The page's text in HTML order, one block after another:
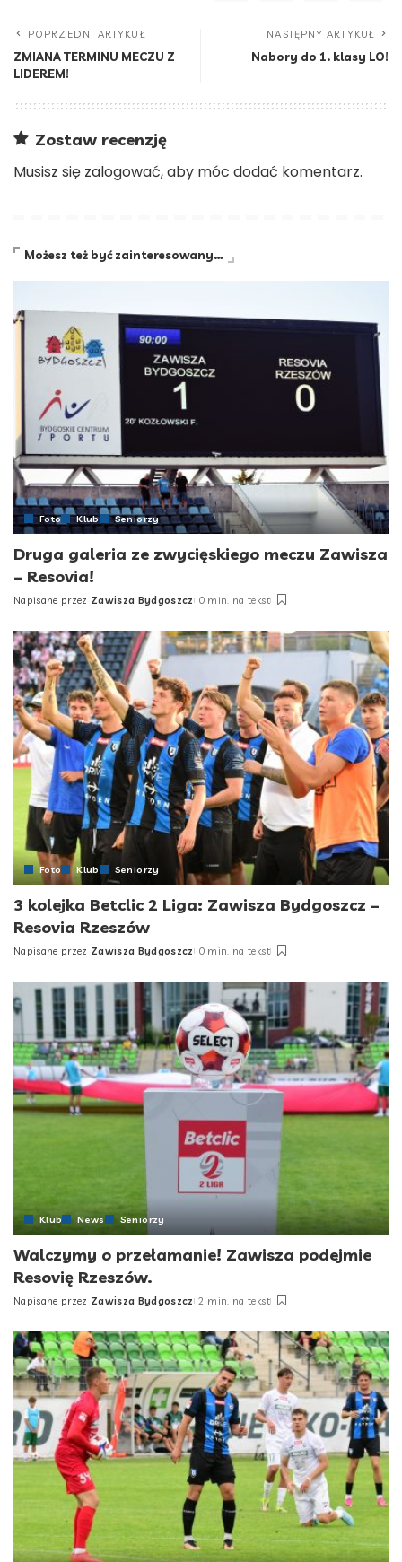
POPRZEDNI ARTYKUŁ
ZMIANA TERMINU MECZU Z
LIDEREM!
NASTĘPNY ARTYKUŁ
Nabory do 1. klasy LO!
Zostaw recenzję
Musisz się zalogować, aby móc dodać komentarz.
Możesz też być zainteresowany…
Foto Klub Seniorzy
Druga galeria ze zwycięskiego meczu Zawisza
– Resovia!
Posted
Napisane przez Zawisza Bydgoszcz 0 min. na tekst
Foto Klub Seniorzy
3 kolejka Betclic 2 Liga: Zawisza Bydgoszcz –
Resovia Rzeszów
Posted
Napisane przez Zawisza Bydgoszcz 0 min. na tekst
Klub News Seniorzy
Walczymy o przełamanie! Zawisza podejmie
Resovię Rzeszów.
Posted
Napisane przez Zawisza Bydgoszcz 2 min. na tekst